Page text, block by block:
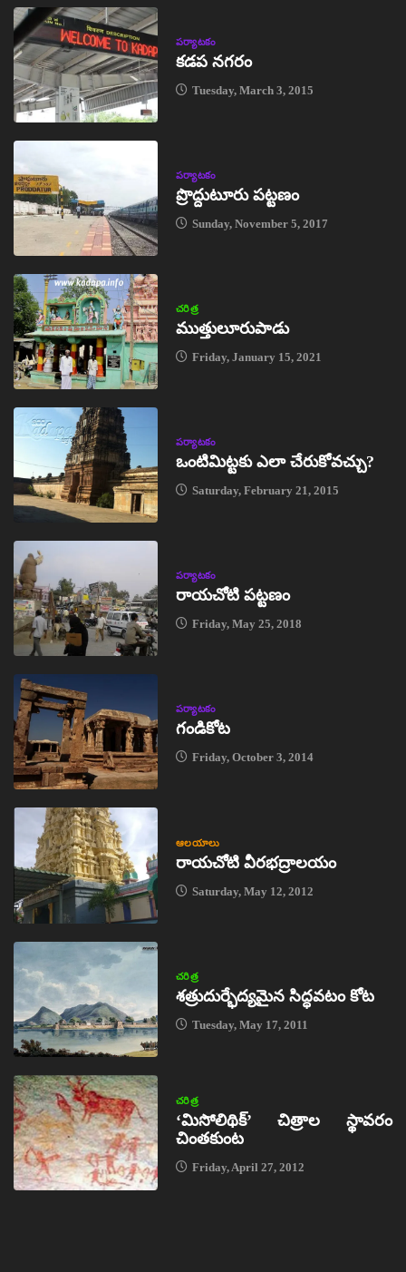
పర్యాటకం
కడప నగరం
Tuesday, March 3, 2015
పర్యాటకం
ప్రొద్దుటూరు పట్టణం
Sunday, November 5, 2017
చరిత్ర
ముత్తులూరుపాడు
Friday, January 15, 2021
పర్యాటకం
ఒంటిమిట్టకు ఎలా చేరుకోవచ్చు?
Saturday, February 21, 2015
పర్యాటకం
రాయచోటి పట్టణం
Friday, May 25, 2018
పర్యాటకం
గండికోట
Friday, October 3, 2014
ఆలయాలు
రాయచోటి వీరభద్రాలయం
Saturday, May 12, 2012
చరిత్ర
శత్రుదుర్భేద్యమైన సిద్ధవటం కోట
Tuesday, May 17, 2011
చరిత్ర
‘మిసోలిథిక్‌’ చిత్రాల స్థావరం
చింతకుంట
Friday, April 27, 2012